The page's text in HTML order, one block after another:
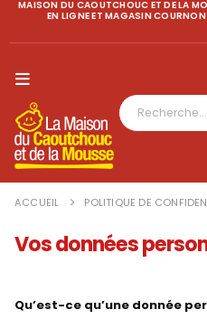
MAISON DU CAOUTCHOUC ET DE LA
EN LIGNE ET MAGASIN
ACCUEIL POLITIQUE DE
Vos données
Qu’est-ce qu’une donnée